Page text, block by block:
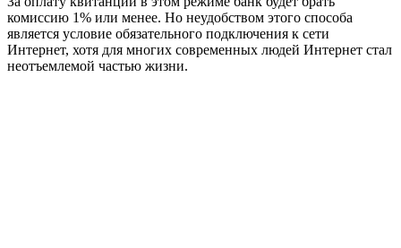
комиссию 1% или менее. Но неудобством этого способа
является условие обязательного подключения к сети
Интернет, хотя для многих современных людей Интернет стал
неотъемлемой частью жизни.